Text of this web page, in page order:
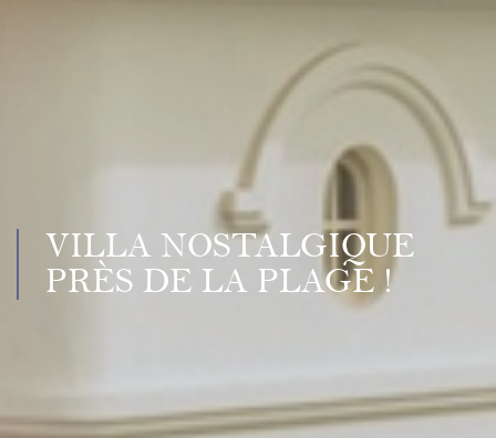
VILLA NOSTALGIQUE
PRÈS DE LA PLAGE !